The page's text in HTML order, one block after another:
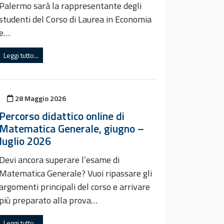
sarà la rappresentante degli
del Corso di Laurea in Economia
Leggi tutto...
Pubblicato il
28 Maggio 2026
didattico online di
Generale, giugno –
2026
ancora superare l’esame di
Generale? Vuoi ripassare gli
principali del corso e arrivare
preparato alla prova…